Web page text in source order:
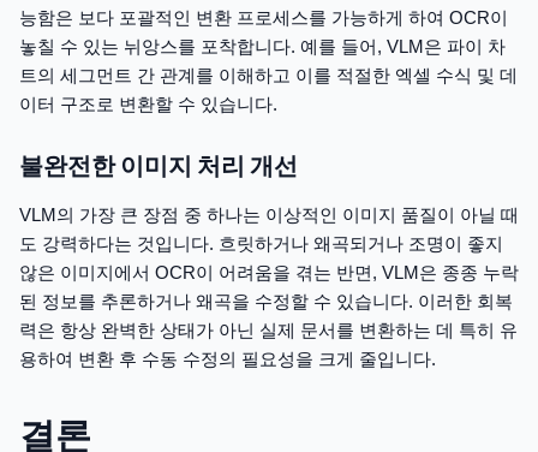
능함은 보다 포괄적인 변환 프로세스를 가능하게 하여 OCR이
놓칠 수 있는 뉘앙스를 포착합니다. 예를 들어, VLM은 파이 차
트의 세그먼트 간 관계를 이해하고 이를 적절한 엑셀 수식 및 데
이터 구조로 변환할 수 있습니다.
불완전한 이미지 처리 개선
VLM의 가장 큰 장점 중 하나는 이상적인 이미지 품질이 아닐 때
도 강력하다는 것입니다. 흐릿하거나 왜곡되거나 조명이 좋지
않은 이미지에서 OCR이 어려움을 겪는 반면, VLM은 종종 누락
된 정보를 추론하거나 왜곡을 수정할 수 있습니다. 이러한 회복
력은 항상 완벽한 상태가 아닌 실제 문서를 변환하는 데 특히 유
용하여 변환 후 수동 수정의 필요성을 크게 줄입니다.
결론